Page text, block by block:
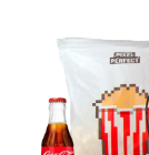
€50 tot €55
€55 tot €75